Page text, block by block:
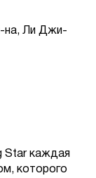
на, Ли Джи-
Star каждая
которого